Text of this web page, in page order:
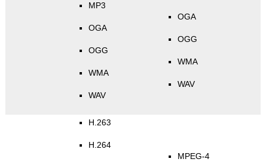
MP3
OGA
OGG
WMA
WAV
OGA
OGG
WMA
WAV
H.263
H.264
MPEG-4